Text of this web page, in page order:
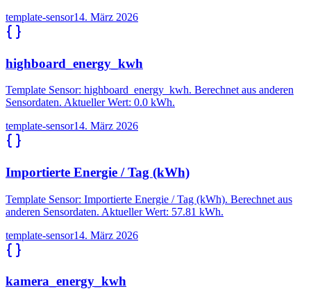
template-sensor14. März 2026
highboard_energy_kwh
Template Sensor: highboard_energy_kwh. Berechnet aus anderen
Sensordaten. Aktueller Wert: 0.0 kWh.
template-sensor14. März 2026
Importierte Energie / Tag (kWh)
Template Sensor: Importierte Energie / Tag (kWh). Berechnet aus
anderen Sensordaten. Aktueller Wert: 57.81 kWh.
template-sensor14. März 2026
kamera_energy_kwh